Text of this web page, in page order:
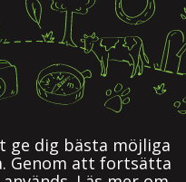
ge dig bästa möjliga
Genom att fortsätta